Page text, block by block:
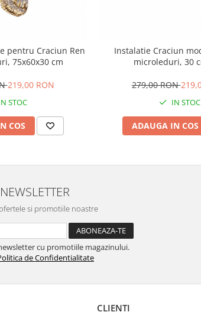
pentru Craciun Ren
75x60x30 cm
219,00 RON
STOC
COS
Instalatie Craciun
microleduri, 30
279,00 RON
IN STOC
ADAUGA IN COS
NEWSLETTER
si promotiile noastre
cu promotiile magazinului.
de Confidentialitate
CLIENTI